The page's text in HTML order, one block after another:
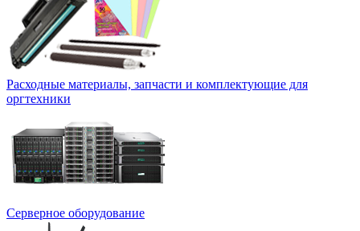
Расходные материалы, запчасти и комплектующие для
оргтехники
Серверное оборудование